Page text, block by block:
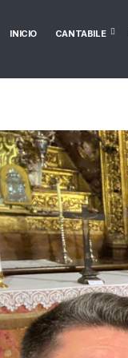
INICIO CANTABILE